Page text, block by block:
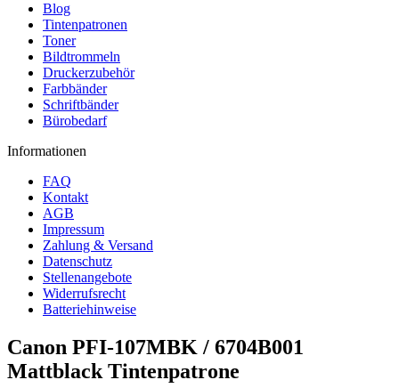
Blog
Tintenpatronen
Toner
Bildtrommeln
Druckerzubehör
Farbbänder
Schriftbänder
Bürobedarf
Informationen
FAQ
Kontakt
AGB
Impressum
Zahlung & Versand
Datenschutz
Stellenangebote
Widerrufsrecht
Batteriehinweise
Canon PFI-107MBK / 6704B001
Mattblack Tintenpatrone